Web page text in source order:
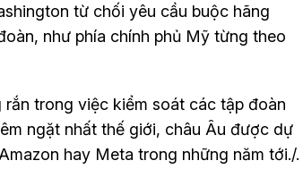
từ chối yêu cầu buộc hãng
như phía chính phủ Mỹ từng theo
trong việc kiểm soát các tập đoàn
ngặt nhất thế giới, châu Âu được dự
hay Meta trong những năm tới./.